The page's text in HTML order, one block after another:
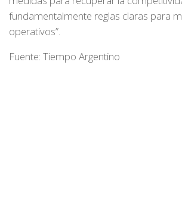
fundamentalmente reglas claras para
operativos”.
Fuente: Tiempo Argentino